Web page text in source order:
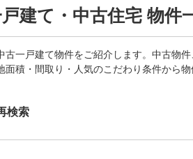
建て・中古住宅 物件
一戸建て物件をご紹介します。中古物
積・間取り・人気のこだわり条件から
検索